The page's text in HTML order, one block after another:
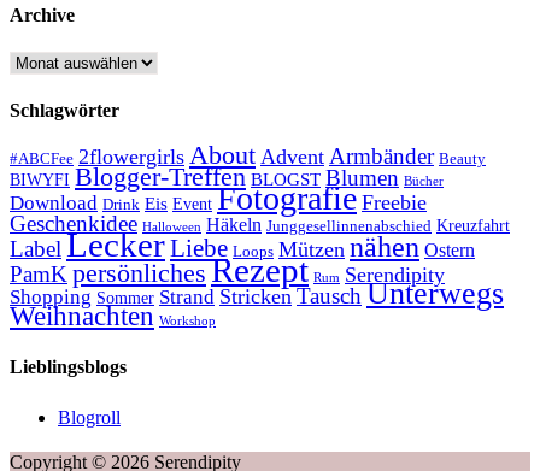
Archive
Archive
Schlagwörter
#ABCFee 2flowergirls About Advent Armbänder Beauty
BIWYFI Blogger-Treffen BLOGST Blumen Bücher
Download Drink Eis Event Fotografie Freebie
Geschenkidee Halloween Häkeln Junggesellinnenabschied Kreuzfahrt
LabelLeckerLiebe Loops Mützen nähen Ostern
PamKpersönliches Rezept Rum Serendipity
Shopping Sommer Strand Stricken TauschUnterwegs
Weihnachten Workshop
Lieblingsblogs
Blogroll
Copyright © 2026 Serendipity